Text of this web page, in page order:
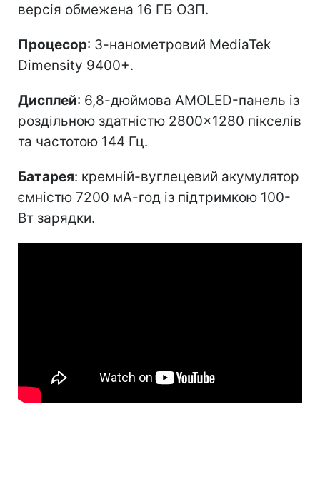
версія обмежена 16 ГБ ОЗП.
Процесор: 3-нанометровий MediaTek
Dimensity 9400+.
Дисплей: 6,8-дюймова AMOLED-панель із
роздільною здатністю 2800×1280 пікселів
та частотою 144 Гц.
Батарея: кремній-вуглецевий акумулятор
ємністю 7200 мА-год із підтримкою 100-
Вт зарядки.